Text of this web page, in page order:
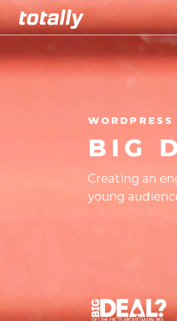
BIG
Creating an
young